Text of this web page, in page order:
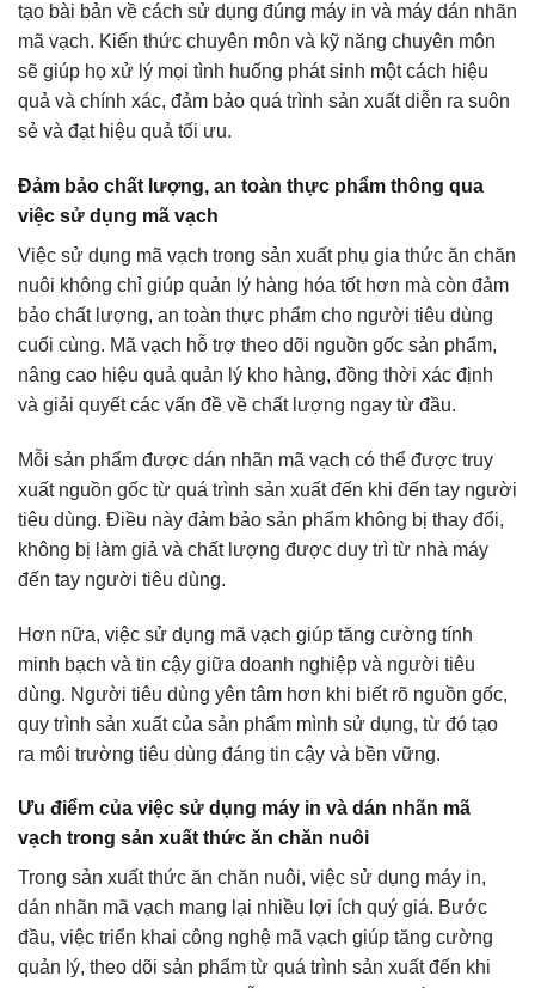
tạo bài bản về cách sử dụng đúng máy in và máy dán nhãn
mã vạch. Kiến thức chuyên môn và kỹ năng chuyên môn
sẽ giúp họ xử lý mọi tình huống phát sinh một cách hiệu
quả và chính xác, đảm bảo quá trình sản xuất diễn ra suôn
sẻ và đạt hiệu quả tối ưu.
Đảm bảo chất lượng, an toàn thực phẩm thông qua
việc sử dụng mã vạch
Việc sử dụng mã vạch trong sản xuất phụ gia thức ăn chăn
nuôi không chỉ giúp quản lý hàng hóa tốt hơn mà còn đảm
bảo chất lượng, an toàn thực phẩm cho người tiêu dùng
cuối cùng. Mã vạch hỗ trợ theo dõi nguồn gốc sản phẩm,
nâng cao hiệu quả quản lý kho hàng, đồng thời xác định
và giải quyết các vấn đề về chất lượng ngay từ đầu.
Mỗi sản phẩm được dán nhãn mã vạch có thể được truy
xuất nguồn gốc từ quá trình sản xuất đến khi đến tay người
tiêu dùng. Điều này đảm bảo sản phẩm không bị thay đổi,
không bị làm giả và chất lượng được duy trì từ nhà máy
đến tay người tiêu dùng.
Hơn nữa, việc sử dụng mã vạch giúp tăng cường tính
minh bạch và tin cậy giữa doanh nghiệp và người tiêu
dùng. Người tiêu dùng yên tâm hơn khi biết rõ nguồn gốc,
quy trình sản xuất của sản phẩm mình sử dụng, từ đó tạo
ra môi trường tiêu dùng đáng tin cậy và bền vững.
Ưu điểm của việc sử dụng máy in và dán nhãn mã
vạch trong sản xuất thức ăn chăn nuôi
Trong sản xuất thức ăn chăn nuôi, việc sử dụng máy in,
dán nhãn mã vạch mang lại nhiều lợi ích quý giá. Bước
đầu, việc triển khai công nghệ mã vạch giúp tăng cường
quản lý, theo dõi sản phẩm từ quá trình sản xuất đến khi